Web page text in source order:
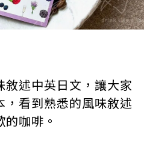
敘述中英日文，讓大家
，看到熟悉的風味敘述
咖啡。